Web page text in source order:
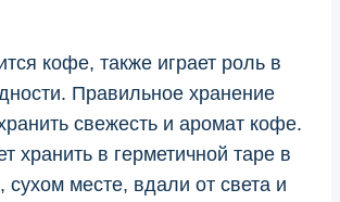
кофе, также играет роль в
Правильное хранение
свежесть и аромат кофе.
хранить в герметичной таре в
сухом месте, вдали от света и